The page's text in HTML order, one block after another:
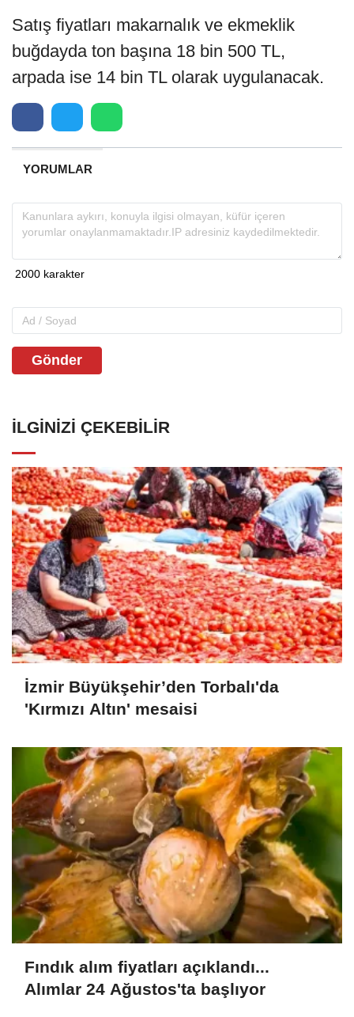
Satış fiyatları makarnalık ve ekmeklik
buğdayda ton başına 18 bin 500 TL,
arpada ise 14 bin TL olarak uygulanacak.
YORUMLAR
Gönder
İLGINIZI ÇEKEBILIR
İzmir Büyükşehir’den Torbalı'da
'Kırmızı Altın' mesaisi
Fındık alım fiyatları açıklandı...
Alımlar 24 Ağustos'ta başlıyor